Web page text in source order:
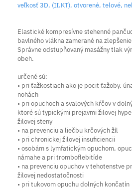
veľkosť 3D, (II.KT), otvorené, telové,
Elastické kompresívne stehenné
bavlného vlákna zamerané na
Správne odstupňovaný masážny tlak
obeh.
určené sú:
• pri ťažkostiach ako je pocit ťažoby,
nohách
• pri opuchoch a svalových kŕčov v
ktoré sú typickými prejavmi žilovej
žilovej steny
• na prevenciu a liečbu krčových žíl
• pri chronickej žilovej insuficiencii
• osobám s lymfatickým opuchom,
námahe a pri tromboflebitíde
• na prevenciu opuchov v tehotenstve
žilovej nedostatočnosti
• pri tukovom opuchu dolných končatín